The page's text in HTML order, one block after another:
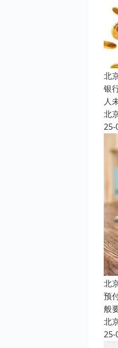
北
银
人
北
25-
北
预
般
北
25-